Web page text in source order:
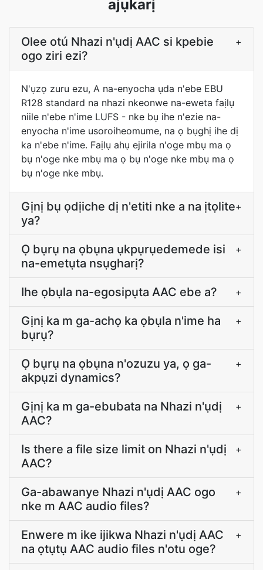
ajụkarị
Olee otú Nhazi n'ụdị AAC si kpebie
ogo ziri ezi?
+
N'ụzọ zuru ezu, A na-enyocha ụda n'ebe EBU
R128 standard na nhazi nkeonwe na-eweta faịlụ
niile n'ebe n'ime LUFS - nke bụ ihe n'ezie na-
enyocha n'ime usoroiheomume, na ọ bụghị ihe dị
ka n'ebe n'ime. Faịlụ ahụ ejirila n'oge mbụ ma ọ
bụ n'oge nke mbụ ma ọ bụ n'oge nke mbụ ma ọ
bụ n'oge nke mbụ.
Gịnị bụ ọdịiche dị n'etiti nke a na ịtọlite
ya?
+
Ọ bụrụ na ọbụna ụkpụrụedemede isi
na-emetụta nsụgharị?
+
Ihe ọbụla na-egosipụta AAC ebe a? +
Gịnị ka m ga-achọ ka ọbụla n'ime ha
bụrụ?
+
Ọ bụrụ na ọbụna n'ozuzu ya, ọ ga-
akpụzi dynamics?
+
Gịnị ka m ga-ebubata na Nhazi n'ụdị
AAC?
+
Is there a file size limit on Nhazi n'ụdị
AAC?
+
Ga-abawanye Nhazi n'ụdị AAC ogo
nke m AAC audio files?
+
Enwere m ike ijikwa Nhazi n'ụdị AAC
na ọtụtụ AAC audio files n'otu oge?
+